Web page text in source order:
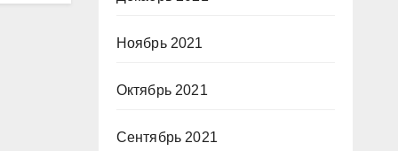
Ноябрь 2021
Октябрь 2021
Сентябрь 2021